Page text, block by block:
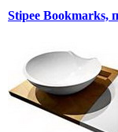
Stipee Bookmarks,